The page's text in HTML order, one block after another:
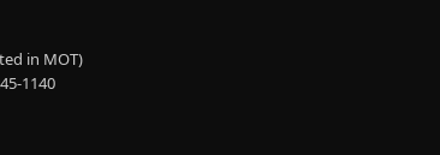
in MOT)
1140